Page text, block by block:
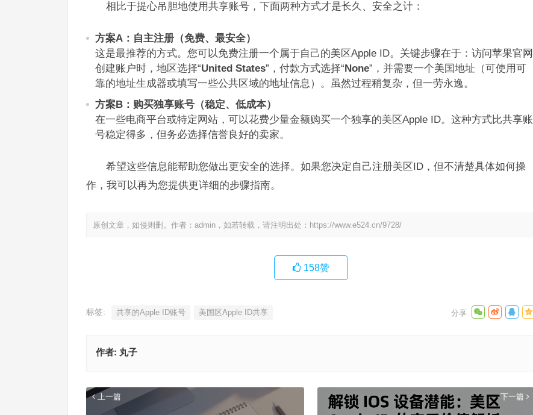
相比于提心吊胆地使用共享账号，下面两种方式才是长久、安全之计：
方案A：自主注册（免费、最安全）
这是最推荐的方式。您可以免费注册一个属于自己的美区Apple ID。关键步骤在于：访问苹果官网
创建账户时，地区选择“United States”，付款方式选择“None”，并需要一个美国地址（可使用可
靠的地址生成器或填写一些公共区域的地址信息）。虽然过程稍复杂，但一劳永逸。
方案B：购买独享账号（稳定、低成本）
在一些电商平台或特定网站，可以花费少量金额购买一个独享的美区Apple ID。这种方式比共享账
号稳定得多，但务必选择信誉良好的卖家。
希望这些信息能帮助您做出更安全的选择。如果您决定自己注册美区ID，但不清楚具体如何操
作，我可以再为您提供更详细的步骤指南。
原创文章，如侵则删。作者：admin，如若转载，请注明出处： https://www.e524.cn/9728/
158赞
标签: 共享的Apple ID账号 美国区Apple ID共享
作者: 丸子
上一篇 下一篇